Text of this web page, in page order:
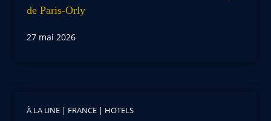
de Paris-Orly
27 mai 2026
À LA UNE | FRANCE | HOTELS